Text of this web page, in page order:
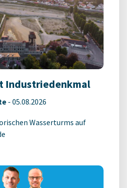
Industriedenkmal
- 05.08.2026
Wasserturms auf